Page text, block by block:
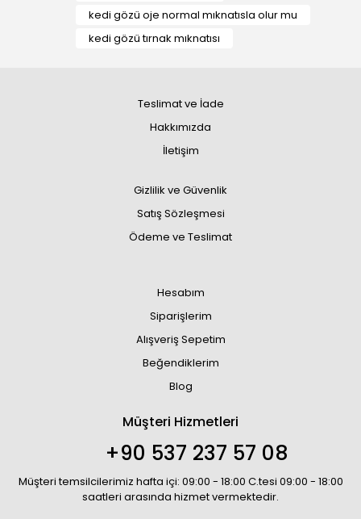
kedi gözü oje normal mıknatısla olur mu
kedi gözü tırnak mıknatısı
Teslimat ve İade
Hakkımızda
İletişim
Gizlilik ve Güvenlik
Satış Sözleşmesi
Ödeme ve Teslimat
Hesabım
Siparişlerim
Alışveriş Sepetim
Beğendiklerim
Blog
Müşteri Hizmetleri
+90 537 237 57 08
Müşteri temsilcilerimiz hafta içi: 09:00 - 18:00 C.tesi 09:00 - 18:00
saatleri arasında hizmet vermektedir.